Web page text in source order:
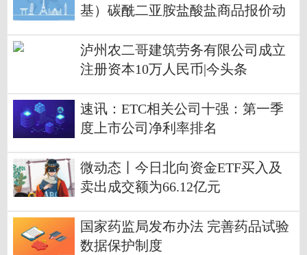
基）碳酰二亚胺盐酸盐商品报价动
泸州农二哥建筑劳务有限公司成立
注册资本10万人民币|今头条
速讯：ETC相关公司十强：第一季
度上市公司净利率排名
微动态丨今日北向资金ETF买入及
卖出成交额为66.12亿元
国家药监局发布办法 完善药品试验
数据保护制度